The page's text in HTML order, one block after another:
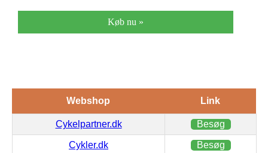
Køb nu »
Webshop Link
Cykelpartner.dk Besøg
Cykler.dk Besøg